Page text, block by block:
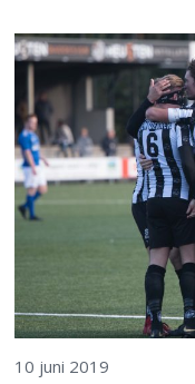
10 juni 2019